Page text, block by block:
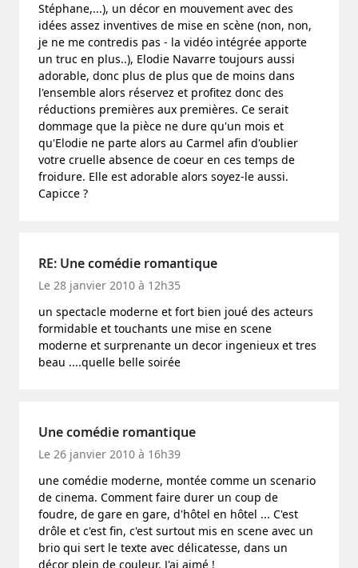
Stéphane,...), un décor en mouvement avec des
idées assez inventives de mise en scène (non, non,
je ne me contredis pas - la vidéo intégrée apporte
un truc en plus..), Elodie Navarre toujours aussi
adorable, donc plus de plus que de moins dans
l'ensemble alors réservez et profitez donc des
réductions premières aux premières. Ce serait
dommage que la pièce ne dure qu'un mois et
qu'Elodie ne parte alors au Carmel afin d'oublier
votre cruelle absence de coeur en ces temps de
froidure. Elle est adorable alors soyez-le aussi.
Capicce ?
RE: Une comédie romantique
Le 28 janvier 2010 à 12h35
un spectacle moderne et fort bien joué des acteurs
formidable et touchants une mise en scene
moderne et surprenante un decor ingenieux et tres
beau ....quelle belle soirée
Une comédie romantique
Le 26 janvier 2010 à 16h39
une comédie moderne, montée comme un scenario
de cinema. Comment faire durer un coup de
foudre, de gare en gare, d'hôtel en hôtel ... C'est
drôle et c'est fin, c'est surtout mis en scene avec un
brio qui sert le texte avec délicatesse, dans un
décor plein de couleur. J'ai aimé !